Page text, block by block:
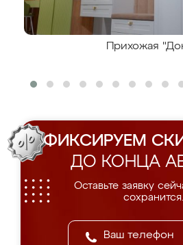
Прихожая
ФИКСИРУЕМ
ДО КОНЦА
Оставьте заявку
сохранится.